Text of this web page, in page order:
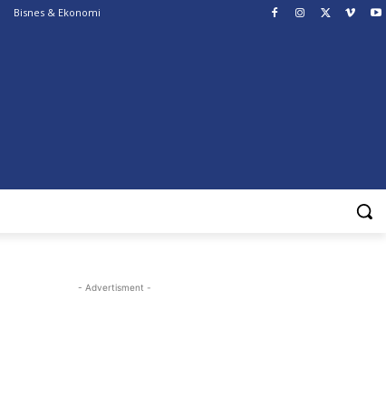
Bisnes & Ekonomi
- Advertisment -